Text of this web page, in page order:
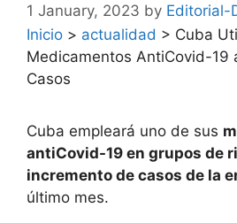
1 January, 2023 by Editorial-
Inicio > actualidad > Cuba
Medicamentos AntiCovid-19
Casos
Cuba empleará uno de sus
antiCovid-19 en grupos de
incremento de casos de la
último mes.